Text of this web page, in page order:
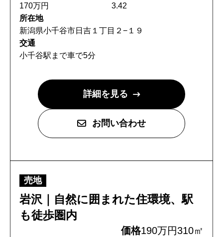
170万円
3.42
所在地
新潟県小千谷市日吉１丁目２−１９
交通
小千谷駅まで車で5分
詳細を見る
お問い合わせ
売地
岩沢｜自然に囲まれた住環境、駅
も徒歩圏内
価格190万円310㎡